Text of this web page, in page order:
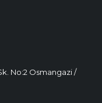
No:2 Osmangazi /